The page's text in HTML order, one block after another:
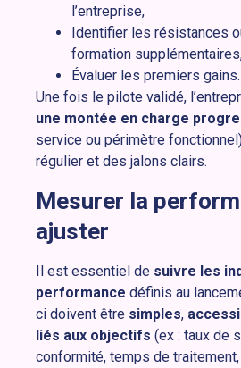
l’entreprise,
Identifier les résistances
formation
Évaluer les premiers gains.
Une fois le pilote validé,
une montée en charge
service ou périmètre
régulier et des jalons clairs.
Mesurer la
ajuster
Il est essentiel de suivre les
performance définis au
ci doivent être simples,
liés aux objectifs (ex : taux de
conformité, temps de